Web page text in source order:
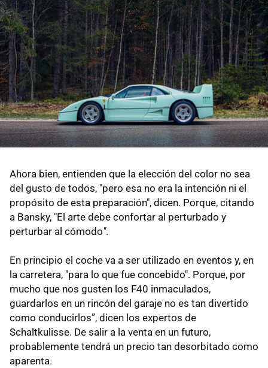
Ahora bien, entienden que la elección del color no sea
del gusto de todos, "pero esa no era la intención ni el
propósito de esta preparación", dicen. Porque, citando
a Bansky, "El arte debe confortar al perturbado y
perturbar al cómodo".
En principio el coche va a ser utilizado en eventos y, en
la carretera, "para lo que fue concebido". Porque, por
mucho que nos gusten los F40 inmaculados,
guardarlos en un rincón del garaje no es tan divertido
como conducirlos”, dicen los expertos de
Schaltkulisse. De salir a la venta en un futuro,
probablemente tendrá un precio tan desorbitado como
aparenta.